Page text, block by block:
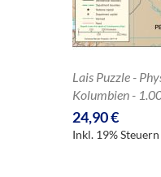
Lais Puzzle -
Kolumbien -
24,90 €
Inkl. 19% Steuern